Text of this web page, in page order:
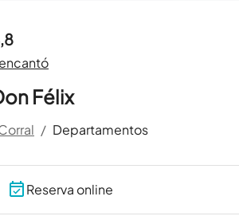
Félix
/ Departamentos
Reserva online